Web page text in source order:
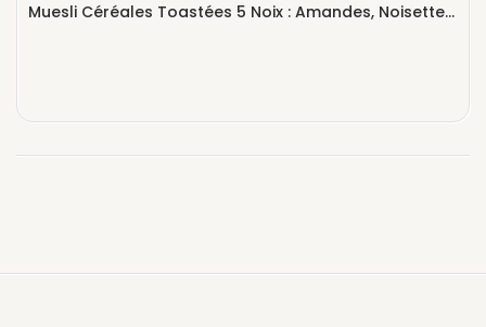
Muesli Céréales Toastées 5 Noix : Amandes, Noisettes, Noix, Noix De Pécan & Noix De Cajou